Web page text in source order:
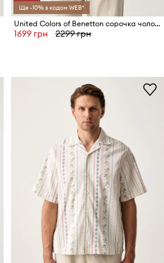
Ще -10% з кодом WEB*
United Colors of Benetton сорочка чоловіча з бавовною
1699 грн 2299 грн